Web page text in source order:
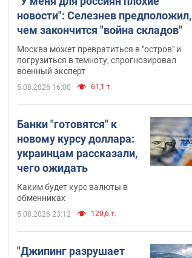
новости": Селезнев предположил,
чем закончится "война складов"
Москва может превратиться в "остров" и
погрузиться в темноту, спрогнозировал
военный эксперт
5.08.2026 16:00 61,1 т.
Банки "готовятся" к
новому курсу доллара:
украинцам рассказали,
чего ожидать
Каким будет курс валюты в
обменниках
5.08.2026 23:12 120,6 т.
"Джипинг разрушает